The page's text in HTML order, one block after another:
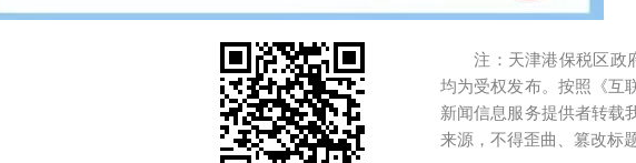
注：天津港保税区政
均为受权发布。按照《互
新闻信息服务提供者转载
来源，不得歪曲、篡改标